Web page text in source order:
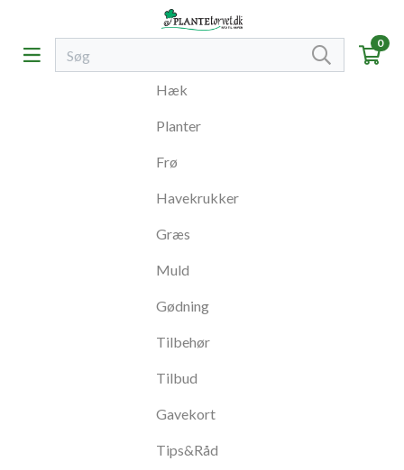
0
Hæk
Planter
Frø
Havekrukker
Græs
Muld
Gødning
Tilbehør
Tilbud
Gavekort
Tips&Råd